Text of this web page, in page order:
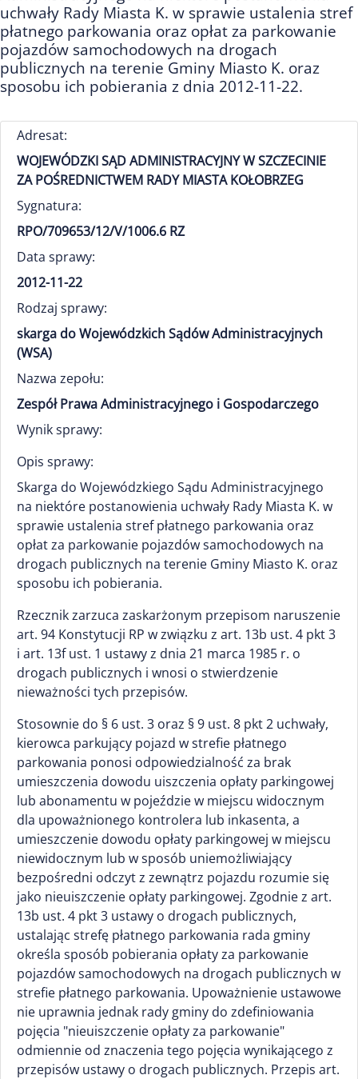
uchwały Rady Miasta K. w sprawie ustalenia stref
płatnego parkowania oraz opłat za parkowanie
pojazdów samochodowych na drogach
publicznych na terenie Gminy Miasto K. oraz
sposobu ich pobierania z dnia 2012-11-22.
Adresat:
WOJEWÓDZKI SĄD ADMINISTRACYJNY W SZCZECINIE
ZA POŚREDNICTWEM RADY MIASTA KOŁOBRZEG
Sygnatura:
RPO/709653/12/V/1006.6 RZ
Data sprawy:
2012-11-22
Rodzaj sprawy:
skarga do Wojewódzkich Sądów Administracyjnych
(WSA)
Nazwa zepołu:
Zespół Prawa Administracyjnego i Gospodarczego
Wynik sprawy:
Opis sprawy:
Skarga do Wojewódzkiego Sądu Administracyjnego
na niektóre postanowienia uchwały Rady Miasta K. w
sprawie ustalenia stref płatnego parkowania oraz
opłat za parkowanie pojazdów samochodowych na
drogach publicznych na terenie Gminy Miasto K. oraz
sposobu ich pobierania.
Rzecznik zarzuca zaskarżonym przepisom naruszenie
art. 94 Konstytucji RP w związku z art. 13b ust. 4 pkt 3
i art. 13f ust. 1 ustawy z dnia 21 marca 1985 r. o
drogach publicznych i wnosi o stwierdzenie
nieważności tych przepisów.
Stosownie do § 6 ust. 3 oraz § 9 ust. 8 pkt 2 uchwały,
kierowca parkujący pojazd w strefie płatnego
parkowania ponosi odpowiedzialność za brak
umieszczenia dowodu uiszczenia opłaty parkingowej
lub abonamentu w pojeździe w miejscu widocznym
dla upoważnionego kontrolera lub inkasenta, a
umieszczenie dowodu opłaty parkingowej w miejscu
niewidocznym lub w sposób uniemożliwiający
bezpośredni odczyt z zewnątrz pojazdu rozumie się
jako nieuiszczenie opłaty parkingowej. Zgodnie z art.
13b ust. 4 pkt 3 ustawy o drogach publicznych,
ustalając strefę płatnego parkowania rada gminy
określa sposób pobierania opłaty za parkowanie
pojazdów samochodowych na drogach publicznych w
strefie płatnego parkowania. Upoważnienie ustawowe
nie uprawnia jednak rady gminy do zdefiniowania
pojęcia "nieuiszczenie opłaty za parkowanie"
odmiennie od znaczenia tego pojęcia wynikającego z
przepisów ustawy o drogach publicznych. Przepis art.